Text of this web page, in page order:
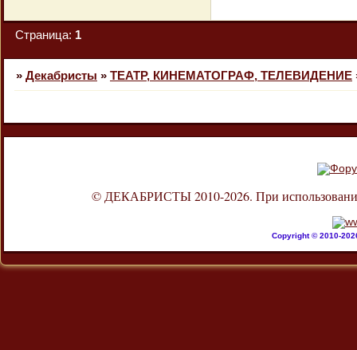
Страница: 1
» Декабристы » ТЕАТР, КИНЕМАТОГРАФ, ТЕЛЕВИДЕНИЕ
© ДЕКАБРИСТЫ 2010-2026. При использовании
Copyright © 2010-